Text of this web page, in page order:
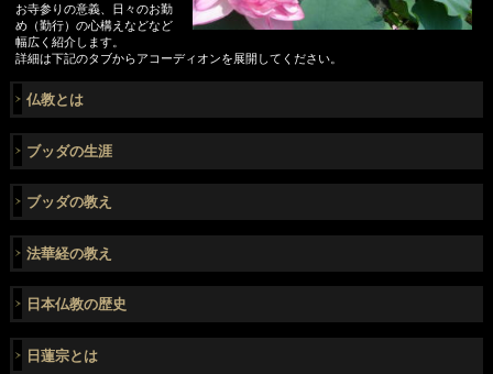
お寺参りの意義、日々のお勤
め（勤行）の心構えなどなど
幅広く紹介します。
詳細は下記のタブからアコーディオンを展開してください。
仏教とは
ブッダの生涯
ブッダの教え
法華経の教え
日本仏教の歴史
日蓮宗とは